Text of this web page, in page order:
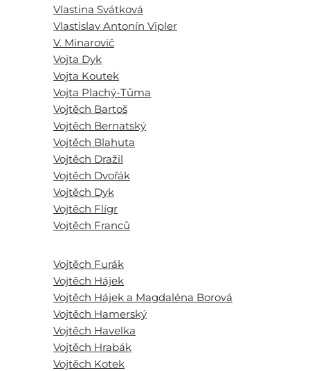
Vlastina Svátková
Vlastislav Antonín Vipler
V. Minarovič
Vojta Dyk
Vojta Koutek
Vojta Plachý-Tůma
Vojtěch Bartoš
Vojtěch Bernatský
Vojtěch Blahuta
Vojtěch Dražil
Vojtěch Dvořák
Vojtěch Dyk
Vojtěch Flígr
Vojtěch Franců
Vojtěch Furák
Vojtěch Hájek
Vojtěch Hájek a Magdaléna Borová
Vojtěch Hamerský
Vojtěch Havelka
Vojtěch Hrabák
Vojtěch Kotek